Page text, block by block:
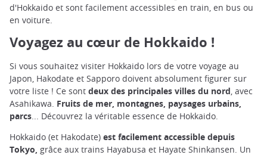
d'Hokkaido et sont facilement accessibles en train, en bus ou
en voiture.
Voyagez au cœur de Hokkaido !
Si vous souhaitez visiter Hokkaido lors de votre voyage au
Japon, Hakodate et Sapporo doivent absolument figurer sur
votre liste ! Ce sont deux des principales villes du nord , avec
Asahikawa. Fruits de mer, montagnes, paysages urbains,
parcs ... Découvrez la véritable essence de Hokkaido.
Hokkaido (et Hakodate) est facilement accessible depuis
Tokyo, grâce aux trains Hayabusa et Hayate Shinkansen. Un